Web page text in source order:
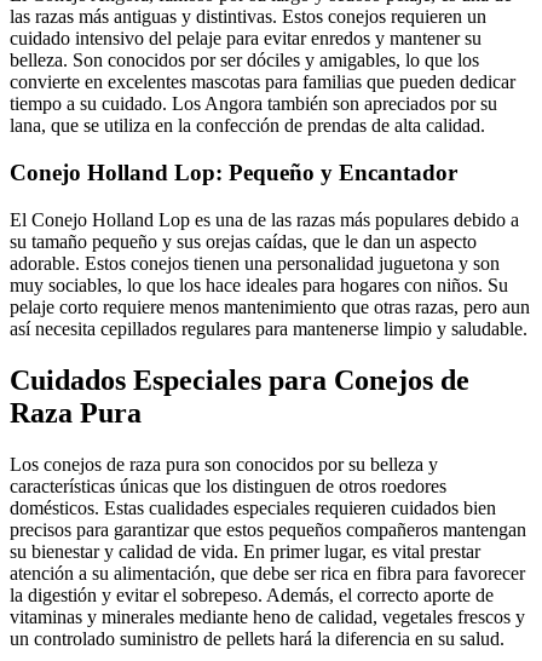
las razas más antiguas y distintivas. Estos conejos requieren un
cuidado intensivo del pelaje para evitar enredos y mantener su
belleza. Son conocidos por ser dóciles y amigables, lo que los
convierte en excelentes mascotas para familias que pueden dedicar
tiempo a su cuidado. Los Angora también son apreciados por su
lana, que se utiliza en la confección de prendas de alta calidad.
Conejo Holland Lop: Pequeño y Encantador
El Conejo Holland Lop es una de las razas más populares debido a
su tamaño pequeño y sus orejas caídas, que le dan un aspecto
adorable. Estos conejos tienen una personalidad juguetona y son
muy sociables, lo que los hace ideales para hogares con niños. Su
pelaje corto requiere menos mantenimiento que otras razas, pero aun
así necesita cepillados regulares para mantenerse limpio y saludable.
Cuidados Especiales para Conejos de
Raza Pura
Los conejos de raza pura son conocidos por su belleza y
características únicas que los distinguen de otros roedores
domésticos. Estas cualidades especiales requieren cuidados bien
precisos para garantizar que estos pequeños compañeros mantengan
su bienestar y calidad de vida. En primer lugar, es vital prestar
atención a su alimentación, que debe ser rica en fibra para favorecer
la digestión y evitar el sobrepeso. Además, el correcto aporte de
vitaminas y minerales mediante heno de calidad, vegetales frescos y
un controlado suministro de pellets hará la diferencia en su salud.